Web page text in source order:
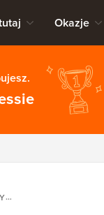
Okazje